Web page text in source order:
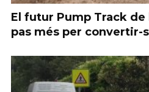
El futur Pump Track de
pas més per convertir-